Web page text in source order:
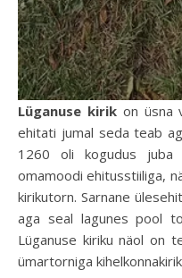
Lüganuse kirikon üsna
ehitati jumal seda teab
1260 oli kogudus juba
omamoodi ehitusstiiliga,
kirikutorn. Sarnane
aga seal lagunes pool
Lüganuse kiriku näol on
ümartorniga